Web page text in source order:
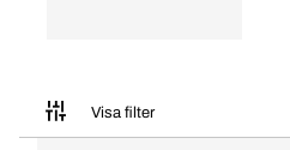
Visa filter